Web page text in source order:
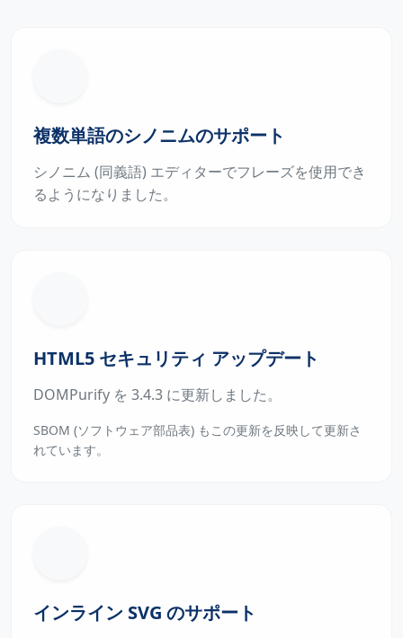
複数単語のシノニムのサポート
シノニム (同義語) エディターでフレーズを使用でき
るようになりました。
HTML5 セキュリティ アップデート
DOMPurify を 3.4.3 に更新しました。
SBOM (ソフトウェア部品表) もこの更新を反映して更新さ
れています。
インライン SVG のサポート